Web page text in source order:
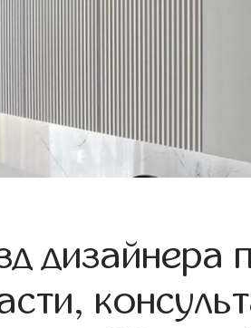
дизайнера